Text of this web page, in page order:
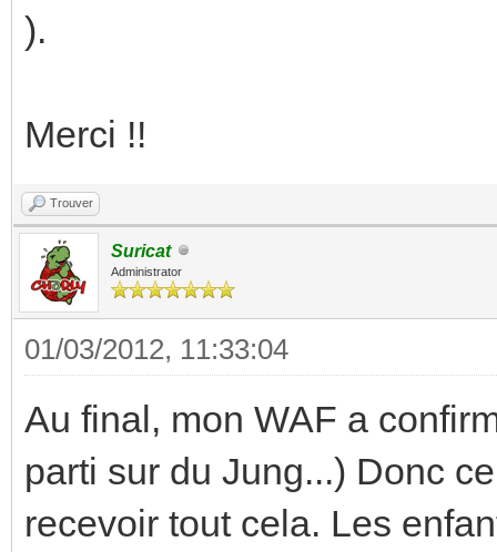
).
Merci !!
Trouver
Suricat
Administrator
01/03/2012, 11:33:04
Au final, mon WAF a
parti sur du Jung...) Donc
recevoir tout cela. Les